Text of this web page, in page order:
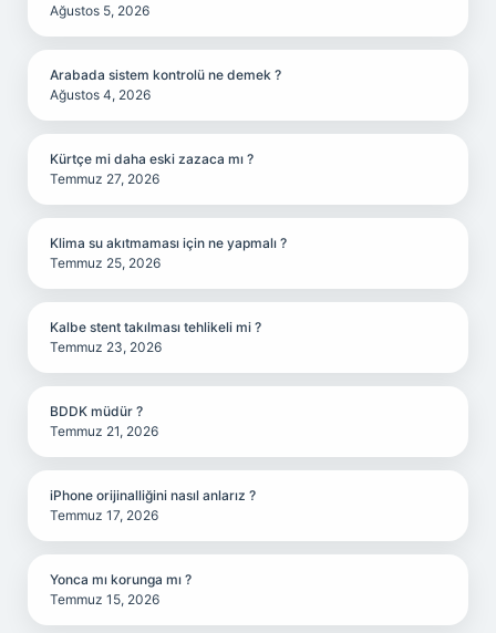
Ağustos 5, 2026
Arabada sistem kontrolü ne demek ?
Ağustos 4, 2026
Kürtçe mi daha eski zazaca mı ?
Temmuz 27, 2026
Klima su akıtmaması için ne yapmalı ?
Temmuz 25, 2026
Kalbe stent takılması tehlikeli mi ?
Temmuz 23, 2026
BDDK müdür ?
Temmuz 21, 2026
iPhone orijinalliğini nasıl anlarız ?
Temmuz 17, 2026
Yonca mı korunga mı ?
Temmuz 15, 2026